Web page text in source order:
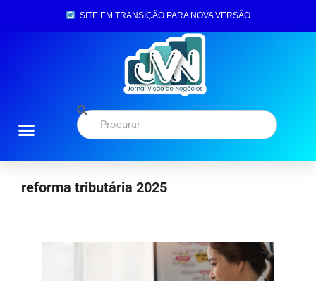
SITE EM TRANSIÇÃO PARA NOVA VERSÃO
reforma tributária 2025